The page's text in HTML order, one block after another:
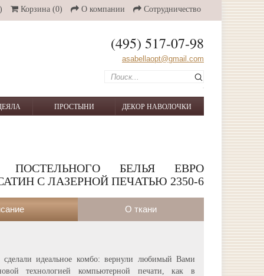
Корзина (0) О компании Сотрудничество
(495) 517-07-98
asabellaopt@gmail.com
ПРОСТЫНИ ДЕКОР НАВОЛОЧКИ
ПОСТЕЛЬНОГО БЕЛЬЯ ЕВРО
С ЛАЗЕРНОЙ ПЕЧАТЬЮ 2350-6
О ткани
идеальное комбо: вернули любимый Вами
технологией компьютерной печати, как в